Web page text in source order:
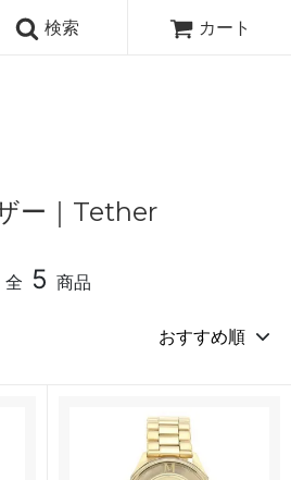
検索 カート
ー｜Tether
全 5 商品